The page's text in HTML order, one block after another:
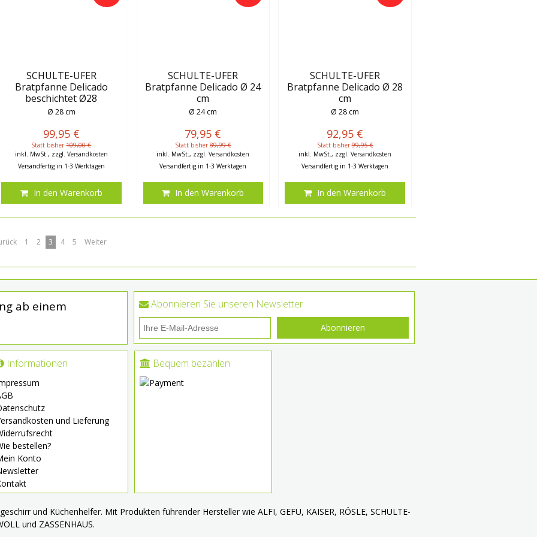
SCHULTE-UFER
Bratpfanne Delicado
beschichtet Ø28
Ø 28 cm
99,95 €
Statt bisher109,00 €
inkl. MwSt., zzgl. Versandkosten
Versandfertig in 1-3 Werktagen
In den Warenkorb
SCHULTE-UFER
Bratpfanne Delicado Ø 24
cm
Ø 24 cm
79,95 €
Statt bisher 89,99 €
inkl. MwSt., zzgl.Versandkosten
Versandfertig in 1-3 Werktagen
In den Warenkorb
SCHULTE-UFER
Bratpfanne Delicado Ø 28
cm
Ø 28 cm
92,95 €
Statt bisher99,95 €
inkl. MwSt., zzgl.Versandkosten
Versandfertig in 1-3 Werktagen
In den Warenkorb
1 2 3 4 5 Weiter
ab einem Abonnieren Sie unseren Newsletter
Abonnieren
Informationen
und Lieferung
bestellen?
Konto
Bequem bezahlen
und Küchenhelfer. Mit Produkten führender Hersteller wie ALFI, GEFU, KAISER, RÖSLE, SCHULTE-
und ZASSENHAUS.